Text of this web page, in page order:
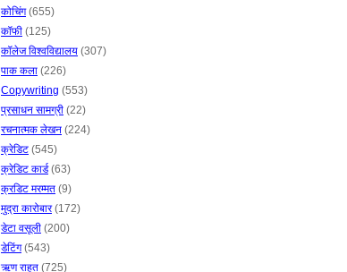
कोचिंग(655)
कॉफी (125)
कॉलेज विश्वविद्यालय (307)
पाक कला (226)
Copywriting (553)
प्रसाधन सामग्री (22)
रचनात्मक लेखन (224)
क्रेडिट (545)
क्रेडिट कार्ड(63)
क्रडिट मरम्मत (9)
मुद्रा कारोबार(172)
डेटा वसूली (200)
डेटिंग(543)
ऋण राहत (725)